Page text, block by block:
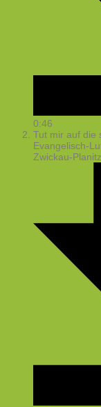
0:46
Tut mir auf die
Evangelisch-
Zwickau-Planitz